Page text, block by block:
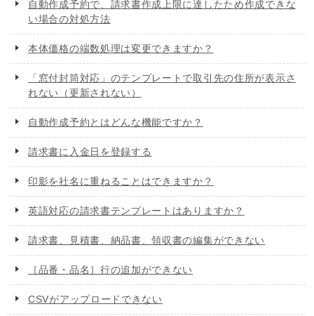
自動作成予約で、請求書作成上限に達したため作成できな
い場合の対処方法
本体価格の端数処理は変更できますか？
「窓付封筒対応」のテンプレートで取引先の住所が表示さ
れない（更新されない）
自動作成予約とはどんな機能ですか？
請求書に入金日を登録する
印影を社名に重ねることはできますか？
英語対応の請求書テンプレートはありますか？
請求書、見積書、納品書、領収書の編集ができない
［品番・品名］行の追加ができない
CSVがアップロードできない